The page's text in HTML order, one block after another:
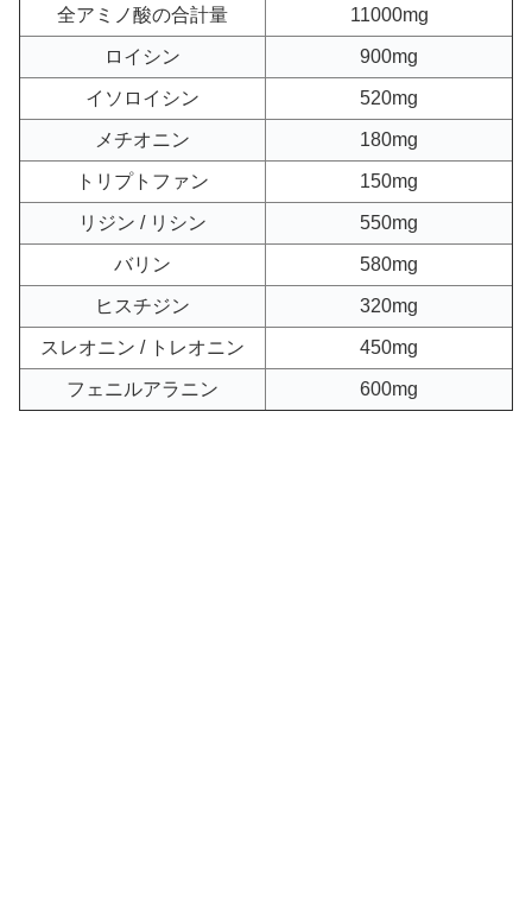
全アミノ酸の合計量 11000mg
ロイシン 900mg
イソロイシン 520mg
メチオニン 180mg
トリプトファン 150mg
リジン / リシン 550mg
バリン 580mg
ヒスチジン 320mg
スレオニン / トレオニン 450mg
フェニルアラニン 600mg